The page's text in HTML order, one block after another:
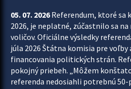
05. 07. 2026Referendum, ktoré sa
2026, je neplatné, zúčastnilo sa
voličov. Oficiálne výsledky
júla 2026 Štátna komisia pre
financovania politických strán.
pokojný priebeh. „Môžem
referenda nedosiahli potrebnú